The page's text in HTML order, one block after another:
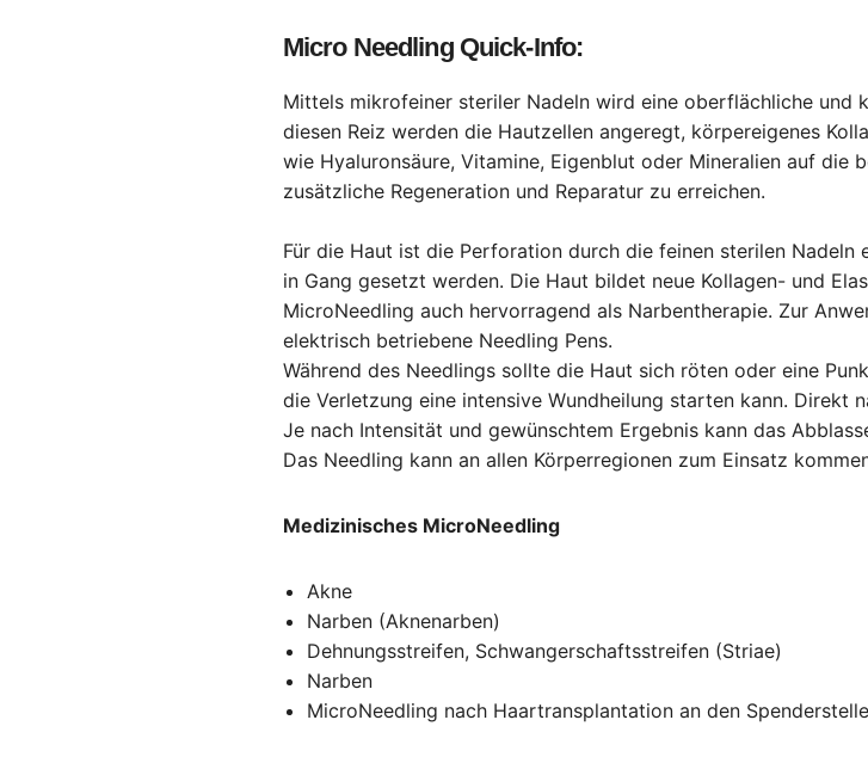
Micro Needling Quick-Info:
Mittels mikrofeiner steriler Nadeln wird eine oberflächliche
diesen Reiz werden die Hautzellen angeregt, körpereigenes
wie Hyaluronsäure, Vitamine, Eigenblut oder Mineralien auf die
zusätzliche Regeneration und Reparatur zu erreichen.
Für die Haut ist die Perforation durch die feinen sterilen Nadeln
in Gang gesetzt werden. Die Haut bildet neue Kollagen- und
MicroNeedling auch hervorragend als Narbentherapie. Zur
elektrisch betriebene Needling Pens.
Während des Needlings sollte die Haut sich röten oder eine
die Verletzung eine intensive Wundheilung starten kann. Direkt
Je nach Intensität und gewünschtem Ergebnis kann das
Das Needling kann an allen Körperregionen zum Einsatz
Medizinisches MicroNeedling
Akne
Narben (Aknenarben)
Dehnungsstreifen, Schwangerschaftsstreifen (Striae)
Narben
MicroNeedling nach Haartransplantation an den